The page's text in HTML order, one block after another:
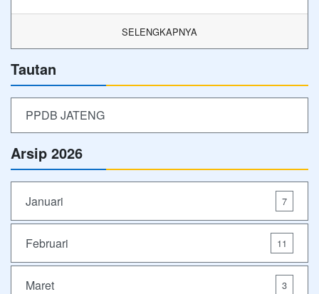
SELENGKAPNYA
Tautan
PPDB JATENG
Arsip 2026
Januari 7
Februari 11
Maret 3